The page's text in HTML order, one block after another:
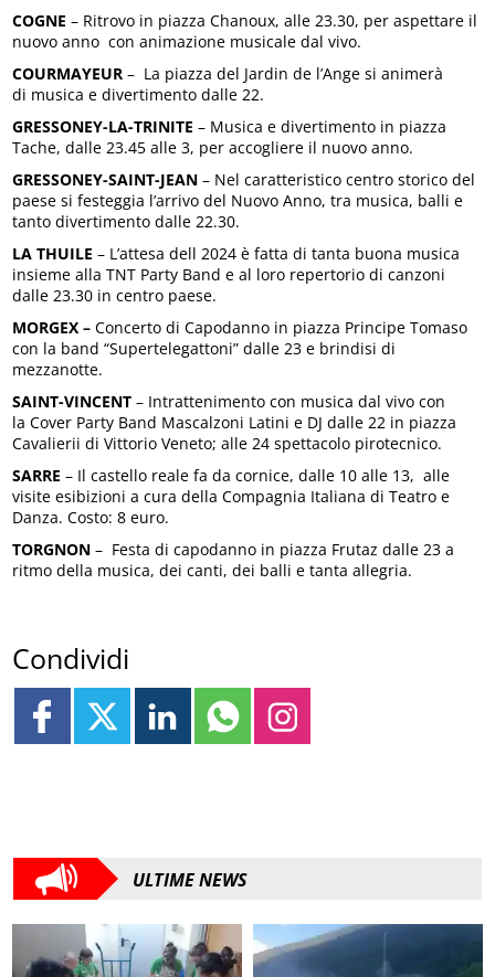
COGNE – Ritrovo in piazza Chanoux, alle 23.30, per aspettare il
nuovo anno con animazione musicale dal vivo.
COURMAYEUR – La piazza del Jardin de l’Ange si animerà
di musica e divertimento dalle 22.
GRESSONEY-LA-TRINITE – Musica e divertimento in piazza
Tache, dalle 23.45 alle 3, per accogliere il nuovo anno.
GRESSONEY-SAINT-JEAN – Nel caratteristico centro storico del
paese si festeggia l’arrivo del Nuovo Anno, tra musica, balli e
tanto divertimento dalle 22.30.
LA THUILE – L’attesa dell 2024 è fatta di tanta buona musica
insieme alla TNT Party Band e al loro repertorio di canzoni
dalle 23.30 in centro paese.
MORGEX – Concerto di Capodanno in piazza Principe Tomaso
con la band “Supertelegattoni” dalle 23 e brindisi di
mezzanotte.
SAINT-VINCENT – Intrattenimento con musica dal vivo con
la Cover Party Band Mascalzoni Latini e DJ dalle 22 in piazza
Cavalierii di Vittorio Veneto; alle 24 spettacolo pirotecnico.
SARRE – Il castello reale fa da cornice, dalle 10 alle 13, alle
visite esibizioni a cura della Compagnia Italiana di Teatro e
Danza. Costo: 8 euro.
TORGNON – Festa di capodanno in piazza Frutaz dalle 23 a
ritmo della musica, dei canti, dei balli e tanta allegria.
Condividi
ULTIME NEWS